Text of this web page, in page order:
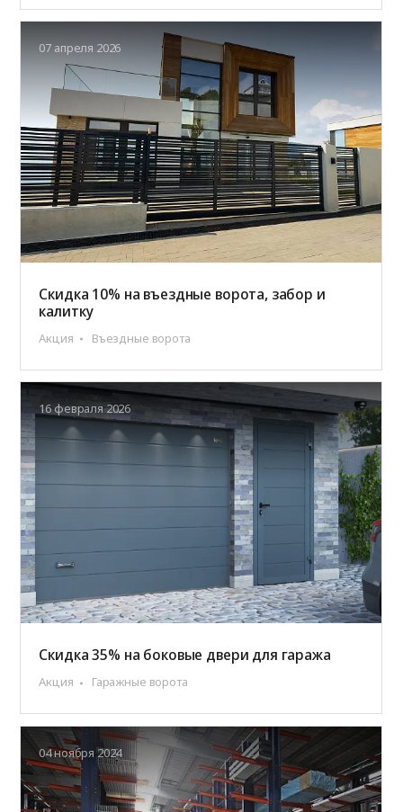
Скидка 10% на въездные ворота, забор и
калитку
Акция Въездные ворота
07 апреля 2026
Скидка 35% на боковые двери для гаража
Акция Гаражные ворота
16 февраля 2026
04 ноября 2024